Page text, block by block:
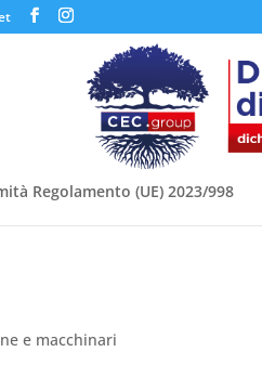
Regolamento (UE) 2023/998
e macchinari